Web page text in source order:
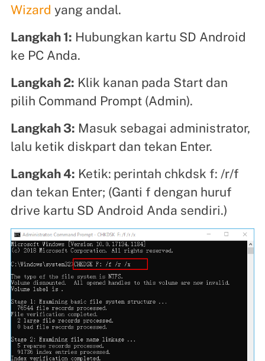
Wizard yang andal.
Langkah 1: Hubungkan kartu SD Android
ke PC Anda.
Langkah 2: Klik kanan pada Start dan
pilih Command Prompt (Admin).
Langkah 3: Masuk sebagai administrator,
lalu ketik diskpart dan tekan Enter.
Langkah 4: Ketik: perintah chkdsk f: /r/f
dan tekan Enter; (Ganti f dengan huruf
drive kartu SD Android Anda sendiri.)